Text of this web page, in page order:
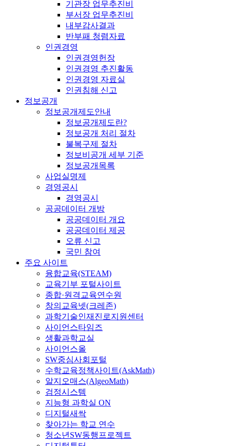
기관장 업무추진비
부서장 업무추진비
내부감사결과
반부패 청렴자료
인권경영
인권경영헌장
인권경영 추진활동
인권경영 자료실
인권침해 신고
정보공개
정보공개제도안내
정보공개제도란?
정보공개 처리 절차
불복구제 절차
정보비공개 세부 기준
정보공개목록
사업실명제
경영공시
경영공시
공공데이터 개방
공공데이터 개요
공공데이터 제공
오류 신고
국민 참여
주요 사이트
융합교육(STEAM)
교육기부 포털사이트
종합·원격교육연수원
창의교육넷(크레존)
과학기술인재진로지원센터
사이언스타임즈
생활과학교실
사이언스올
SW중심사회포털
수학교육정책사이트(AskMath)
알지오매스(AlgeoMath)
검정시스템
지능형 과학실 ON
디지털새싹
찾아가는 학교 연수
청소년SW동행프로젝트